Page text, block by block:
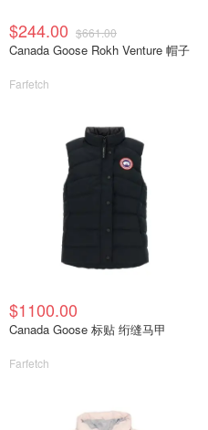
$244.00 $661.00
Canada Goose Rokh Venture 帽子
Farfetch
$1100.00
Canada Goose 标贴 绗缝马甲
Farfetch